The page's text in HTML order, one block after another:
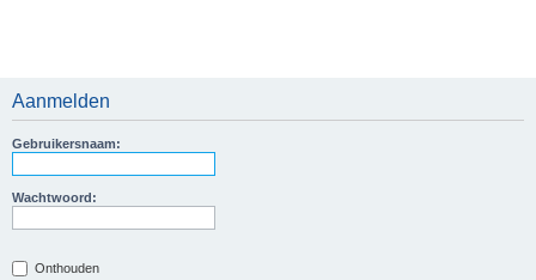
Aanmelden
Gebruikersnaam:
Wachtwoord:
Onthouden